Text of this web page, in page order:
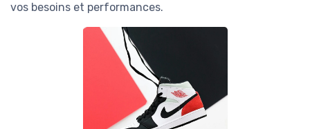
vos besoins et performances.